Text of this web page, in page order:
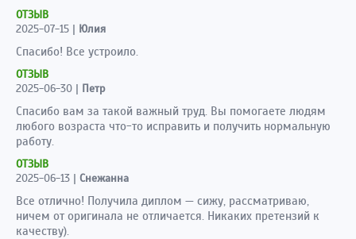
ОТЗЫВ
2025-07-15 | Юлия
Спасибо! Все устроило.
ОТЗЫВ
2025-06-30 | Петр
Спасибо вам за такой важный труд. Вы помогаете людям
любого возраста что-то исправить и получить нормальную
работу.
ОТЗЫВ
2025-06-13 | Снежанна
Все отлично! Получила диплом — сижу, рассматриваю,
ничем от оригинала не отличается. Никаких претензий к
качеству).